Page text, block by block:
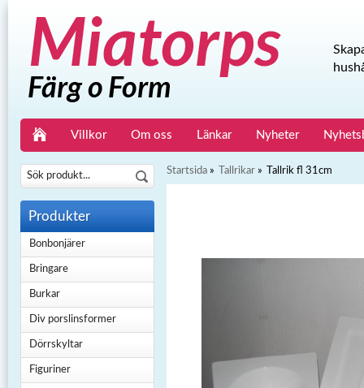
Villkor Om oss Länkar Nyheter
Produkter
Bonbonjärer
Bringare
Burkar
Div porslinsformer
Dörrskyltar
Figuriner
Startsida » Tallrikar » Tallrik fl 31cm